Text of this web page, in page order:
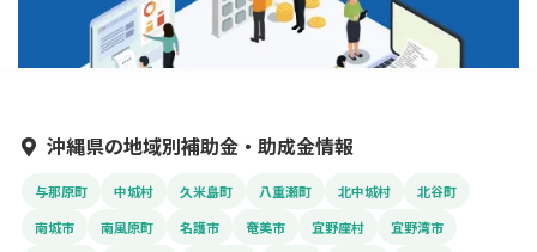
沖縄県の地域別補助金・助成金情報
与那原町 中城村 久米島町 八重瀬町 北中城村
北谷町
南城市
南風原町 名護市 奄美市 宜野座村
宜野湾市